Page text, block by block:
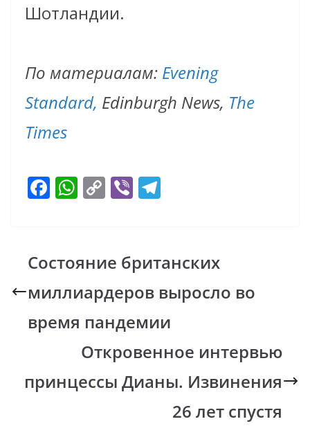
Шотландии.
По материалам: Evening
Standard, Edinburgh News, The
Times
F
ac
b
o
o
k
W
h
s
A
p
p
C
o
y
Li
n
k
Vi
b
gr
a
m
Состояние британских
миллиардеров выросло во
время пандемии
Откровенное интервью
принцессы Дианы. Извинения
26 лет спустя